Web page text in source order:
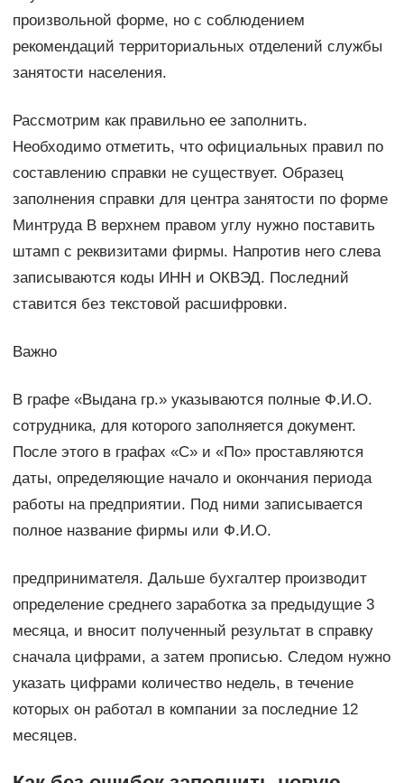
произвольной форме, но с соблюдением
рекомендаций территориальных отделений службы
занятости населения.
Рассмотрим как правильно ее заполнить.
Необходимо отметить, что официальных правил по
составлению справки не существует. Образец
заполнения справки для центра занятости по форме
Минтруда В верхнем правом углу нужно поставить
штамп с реквизитами фирмы. Напротив него слева
записываются коды ИНН и ОКВЭД. Последний
ставится без текстовой расшифровки.
Важно
В графе «Выдана гр.» указываются полные Ф.И.О.
сотрудника, для которого заполняется документ.
После этого в графах «С» и «По» проставляются
даты, определяющие начало и окончания периода
работы на предприятии. Под ними записывается
полное название фирмы или Ф.И.О.
предпринимателя. Дальше бухгалтер производит
определение среднего заработка за предыдущие 3
месяца, и вносит полученный результат в справку
сначала цифрами, а затем прописью. Следом нужно
указать цифрами количество недель, в течение
которых он работал в компании за последние 12
месяцев.